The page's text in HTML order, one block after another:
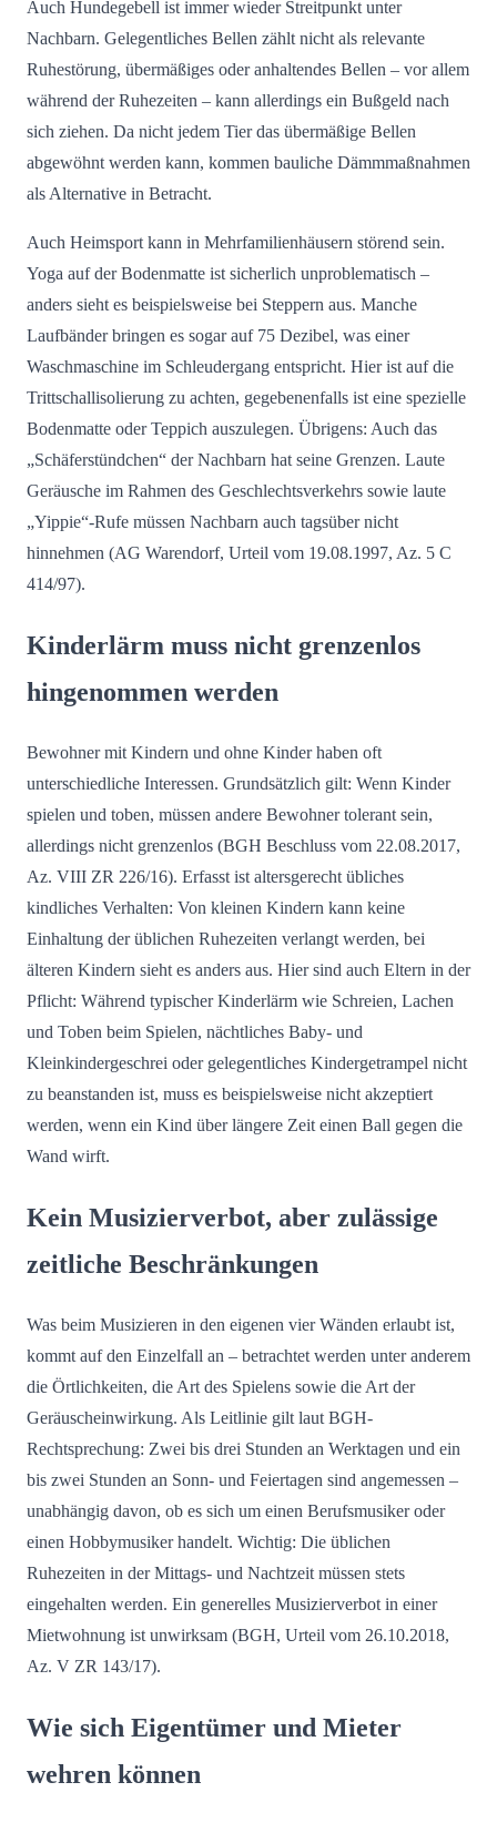
Auch Hundegebell ist immer wieder Streitpunkt unter
Nachbarn. Gelegentliches Bellen zählt nicht als relevante
Ruhestörung, übermäßiges oder anhaltendes Bellen – vor allem
während der Ruhezeiten – kann allerdings ein Bußgeld nach
sich ziehen. Da nicht jedem Tier das übermäßige Bellen
abgewöhnt werden kann, kommen bauliche Dämmmaßnahmen
als Alternative in Betracht.
Auch Heimsport kann in Mehrfamilienhäusern störend sein.
Yoga auf der Bodenmatte ist sicherlich unproblematisch –
anders sieht es beispielsweise bei Steppern aus. Manche
Laufbänder bringen es sogar auf 75 Dezibel, was einer
Waschmaschine im Schleudergang entspricht. Hier ist auf die
Trittschallisolierung zu achten, gegebenenfalls ist eine spezielle
Bodenmatte oder Teppich auszulegen. Übrigens: Auch das
„Schäferstündchen“ der Nachbarn hat seine Grenzen. Laute
Geräusche im Rahmen des Geschlechtsverkehrs sowie laute
„Yippie“-Rufe müssen Nachbarn auch tagsüber nicht
hinnehmen (AG Warendorf, Urteil vom 19.08.1997, Az. 5 C
414/97).
Kinderlärm muss nicht grenzenlos
hingenommen werden
Bewohner mit Kindern und ohne Kinder haben oft
unterschiedliche Interessen. Grundsätzlich gilt: Wenn Kinder
spielen und toben, müssen andere Bewohner tolerant sein,
allerdings nicht grenzenlos (BGH Beschluss vom 22.08.2017,
Az. VIII ZR 226/16). Erfasst ist altersgerecht übliches
kindliches Verhalten: Von kleinen Kindern kann keine
Einhaltung der üblichen Ruhezeiten verlangt werden, bei
älteren Kindern sieht es anders aus. Hier sind auch Eltern in der
Pflicht: Während typischer Kinderlärm wie Schreien, Lachen
und Toben beim Spielen, nächtliches Baby- und
Kleinkindergeschrei oder gelegentliches Kindergetrampel nicht
zu beanstanden ist, muss es beispielsweise nicht akzeptiert
werden, wenn ein Kind über längere Zeit einen Ball gegen die
Wand wirft.
Kein Musizierverbot, aber zulässige
zeitliche Beschränkungen
Was beim Musizieren in den eigenen vier Wänden erlaubt ist,
kommt auf den Einzelfall an – betrachtet werden unter anderem
die Örtlichkeiten, die Art des Spielens sowie die Art der
Geräuscheinwirkung. Als Leitlinie gilt laut BGH-
Rechtsprechung: Zwei bis drei Stunden an Werktagen und ein
bis zwei Stunden an Sonn- und Feiertagen sind angemessen –
unabhängig davon, ob es sich um einen Berufsmusiker oder
einen Hobbymusiker handelt. Wichtig: Die üblichen
Ruhezeiten in der Mittags- und Nachtzeit müssen stets
eingehalten werden. Ein generelles Musizierverbot in einer
Mietwohnung ist unwirksam (BGH, Urteil vom 26.10.2018,
Az. V ZR 143/17).
Wie sich Eigentümer und Mieter
wehren können